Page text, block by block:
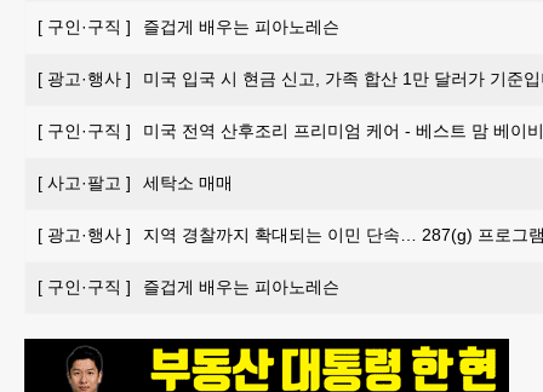
[ 구인·구직 ] 즐겁게 배우는 피아노레슨
[ 광고·행사 ] 미국 입국 시 현금 신고, 가족 합산 1만 달러가 기준
[ 구인·구직 ] 미국 전역 산후조리 프리미엄 케어 - 베스트 맘 베이
[ 사고·팔고 ] 세탁소 매매
[ 광고·행사 ] 지역 경찰까지 확대되는 이민 단속… 287(g) 프로그
[ 구인·구직 ] 즐겁게 배우는 피아노레슨